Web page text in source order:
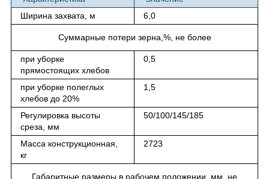
Ширина захвата, м
6,0
Суммарные потери зерна,%, не более
при уборке
прямостоящих хлебов
0,5
при уборке полеглых
хлебов до 20%
1,5
Регулировка высоты
среза, мм
50/100/145/185
Масса конструкционная,
кг
2723
Габаритные размеры в рабочем положении, мм, не